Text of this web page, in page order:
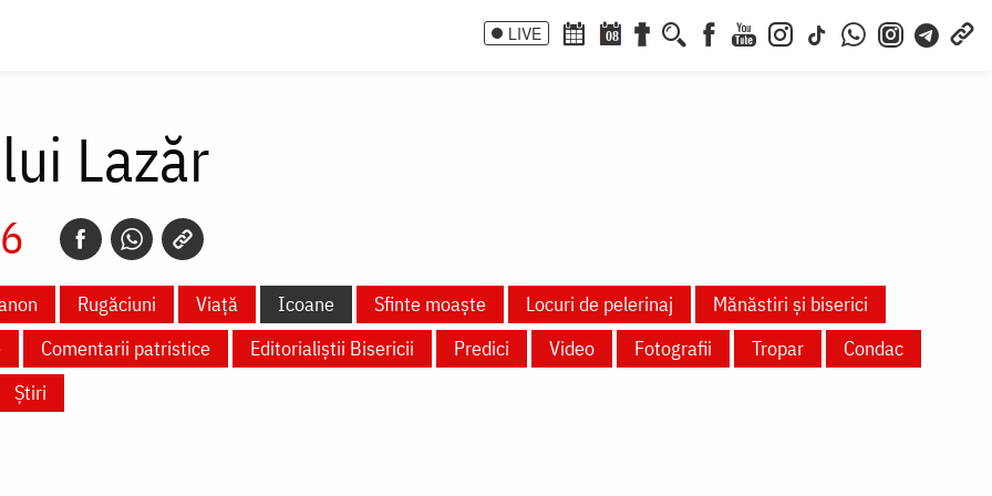
LIVE 08
Lazăr
Rugăciuni Viață Icoane Sfinte moaște Locuri de pelerinaj
Mănăstiri și biserici
Comentarii patristice Editorialiștii Bisericii Predici Video Fotografii Tropar
Condac
Știri